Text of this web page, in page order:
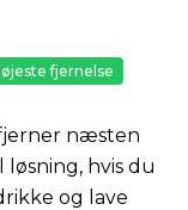
fjernelse
næsten
hvis du
og lave